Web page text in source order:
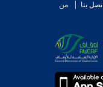
اتصل بنا
من